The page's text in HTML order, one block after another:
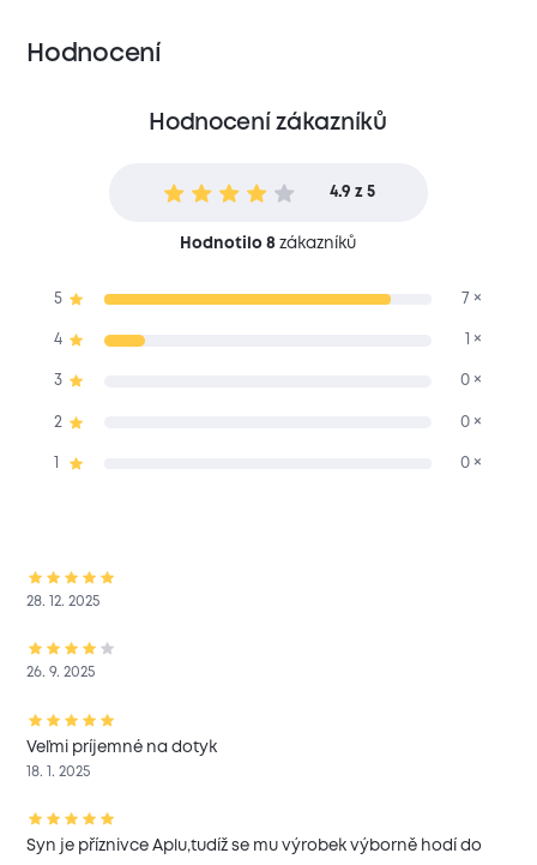
Hodnocení
Hodnocení zákazníků
4.9 z 5
Hodnotilo 8 zákazníků
5 7 ×
4 1 ×
3 0 ×
2 0 ×
0 ×
28. 12. 2025
26. 9. 2025
Veľmi príjemné na dotyk
18. 1. 2025
Syn je příznivce Aplu,tudíž se mu výrobek výborně hodí do